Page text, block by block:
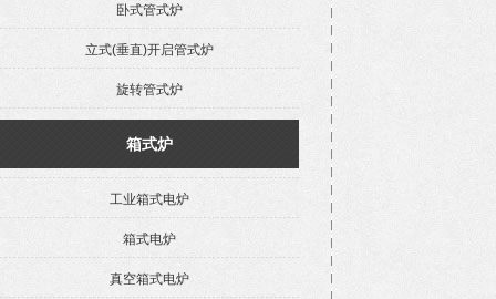
卧式管式炉
立式(垂直)开启管式炉
旋转管式炉
箱式炉
工业箱式电炉
箱式电炉
真空箱式电炉